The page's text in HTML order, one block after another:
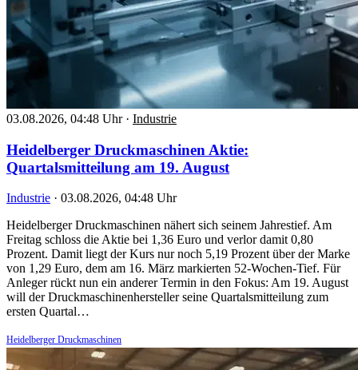
03.08.2026, 04:48 Uhr · Industrie
Heidelberger Druckmaschinen Aktie:
Quartalsmitteilung am 19. August
Industrie · 03.08.2026, 04:48 Uhr
Heidelberger Druckmaschinen nähert sich seinem Jahrestief. Am
Freitag schloss die Aktie bei 1,36 Euro und verlor damit 0,80
Prozent. Damit liegt der Kurs nur noch 5,19 Prozent über der Marke
von 1,29 Euro, dem am 16. März markierten 52-Wochen-Tief. Für
Anleger rückt nun ein anderer Termin in den Fokus: Am 19. August
will der Druckmaschinenhersteller seine Quartalsmitteilung zum
ersten Quartal…
Heidelberger Druckmaschinen